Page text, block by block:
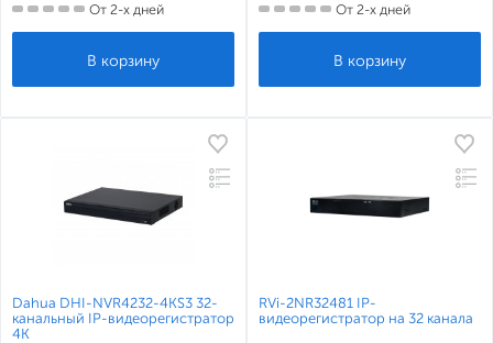
От 2-х дней От 2-х дней
Dahua DHI-NVR4232-4KS3 32-
канальный IP-видеорегистратор
4K
RVi-2NR32481 IP-
видеорегистратор на 32 канала